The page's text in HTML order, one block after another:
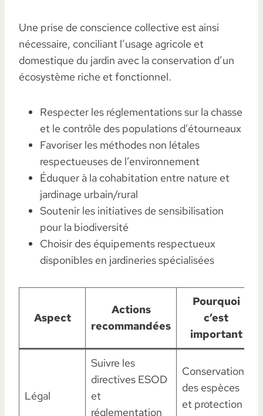
Une prise de conscience collective est ainsi
nécessaire, conciliant l’usage agricole et
domestique du jardin avec la conservation d’un
écosystème riche et fonctionnel.
Respecter les réglementations sur la chasse
et le contrôle des populations d’étourneaux
Favoriser les méthodes non létales
respectueuses de l’environnement
Éduquer à la cohabitation entre nature et
jardinage urbain/rural
Soutenir les initiatives de sensibilisation
pour la biodiversité
Choisir des équipements respectueux
disponibles en jardineries spécialisées
Aspect
Actions
recommandées
Pourquoi
c’est
important
Légal
Suivre les
directives ESOD
et
réglementation
Conservation
des espèces
et protection